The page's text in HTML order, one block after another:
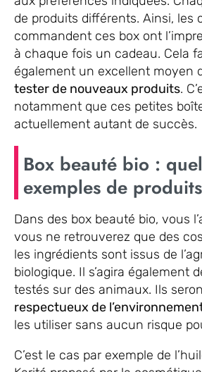
de produits différents. Ainsi, les
commandent ces box ont
à chaque fois un cadeau. Cela
également un excellent moyen
tester de nouveaux produits.
notamment que ces petites
actuellement autant de succès.
Box beauté bio :
exemples de produits
Dans des box beauté bio, vous
vous ne retrouverez que des
les ingrédients sont issus de
biologique. Il s’agira également
testés sur des animaux. Ils
respectueux de
les utiliser sans aucun risque
C’est le cas par exemple de